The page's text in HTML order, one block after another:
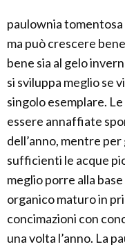
paulownia
ma può crescere
bene sia al gelo
si sviluppa meglio se
singolo esemplare.
essere annaffiate
dell’anno, mentre
sufficienti le acque
meglio porre alla
organico maturo in
concimazioni con
una volta l’anno. La